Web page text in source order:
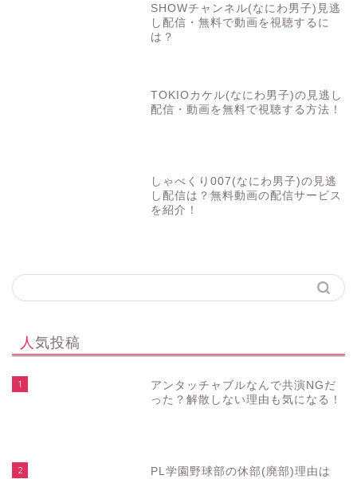
SHOWチャンネル(なにわ男子)見逃
し配信・無料で動画を視聴するに
は？
TOKIOカケル(なにわ男子)の見逃し
配信・動画を無料で視聴する方法！
しゃべくり007(なにわ男子)の見逃
し配信は？無料動画の配信サービス
を紹介！
人気投稿
1
アンタッチャブルなんで共演NGだ
った？解散しない理由も気になる！
2
PL学園野球部の休部(廃部)理由は